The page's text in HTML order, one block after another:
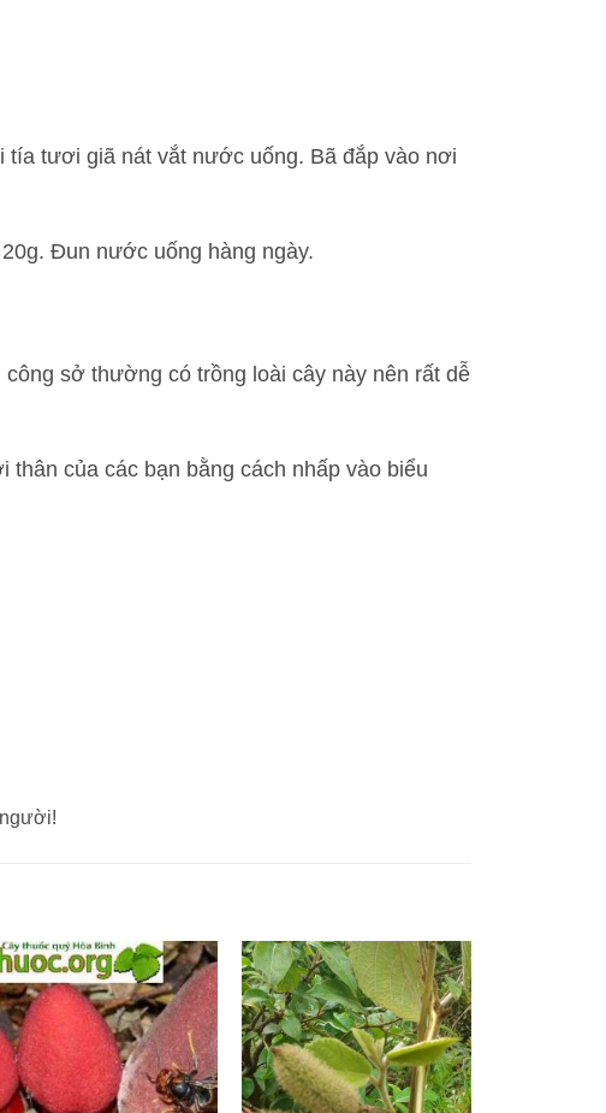
tía tươi giã nát vắt nước uống. Bã đắp vào nơi
Đun nước uống hàng ngày.
sở thường có trồng loài cây này nên rất dễ
của các bạn bằng cách nhấp vào biểu